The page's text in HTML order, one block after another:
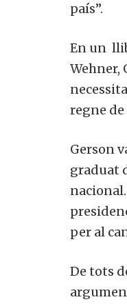
país”.
En un
Wehner,
regne de
Gerson
graduat
per al
De tots